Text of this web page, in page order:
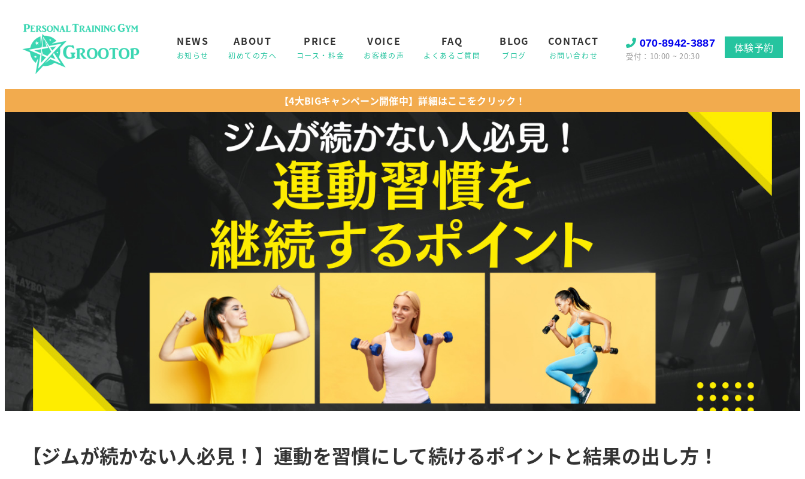
NEWS ABOUT PRICE VOICE FAQ BLOG CONTACT 070-8942-3887
受付：10:00 ~ 20:30
体験予約
【4大BIGキャンペーン開催中】詳細はここをクリック！
【ジムが続かない人必見！】運動を習慣にして続けるポイントと結果の出し方！